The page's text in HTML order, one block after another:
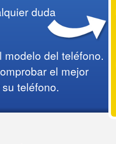
duda
del teléfono.
el mejor
teléfono.